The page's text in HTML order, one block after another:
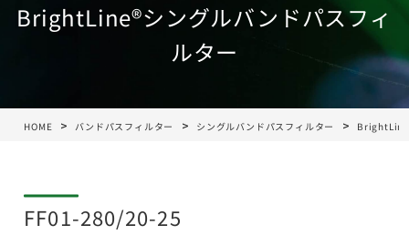
BrightLine®シングルバンドパスフィ
ルター
HOME バンドパスフィルター シングルバンドパスフィルター
FF01-280/20-25